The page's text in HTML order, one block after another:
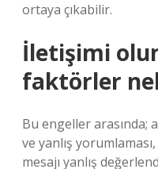
ortaya çıkabilir.
İletişimi
faktörler
Bu engeller arasında;
ve yanlış
mesajı yanlış